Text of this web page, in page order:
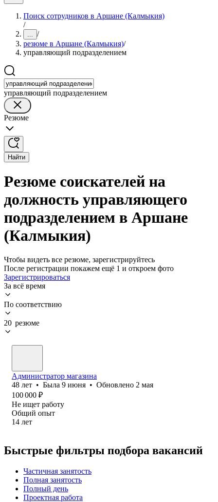
Поиск сотрудников в Аршане (Калмыкия)
/
... /
резюме в Аршане (Калмыкия)/
управляющий подразделением
управляющий подразделением
Резюме
Найти
Резюме соискателей на
должность управляющего
подразделением в Аршане
(Калмыкия)
Чтобы видеть все резюме, зарегистрируйтесь
После регистрации покажем ещё 1 и откроем фото
Зарегистрироваться
За всё время
По соответствию
20 резюме
Администратор магазина
48 лет • Была 9 июня • Обновлено 2 мая
100 000 ₽
Не ищет работу
Общий опыт
14 лет
Быстрые фильтры подбора вакансий
Частичная занятость
Полная занятость
Полный день
Проектная работа